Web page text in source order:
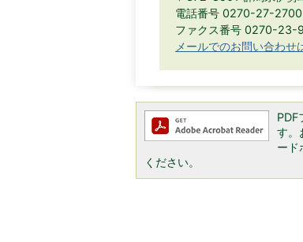
電話番号 0270-27-2700
ファクス番号 0270-23-
メールでのお問い合わせ
PDF
す。
ード
ください。